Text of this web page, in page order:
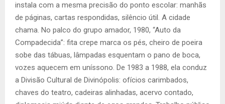
instala com a mesma precisão do ponto escolar: manhãs
de páginas, cartas respondidas, silêncio útil. A cidade
chama. No palco do grupo amador, 1980, “Auto da
Compadecida”: fita crepe marca os pés, cheiro de poeira
sobe das tábuas, lâmpadas esquentam o pano de boca,
vozes aquecem em uníssono. De 1983 a 1988, ela conduz
a Divisão Cultural de Divinópolis: ofícios carimbados,
chaves do teatro, cadeiras alinhadas, acervo contado,